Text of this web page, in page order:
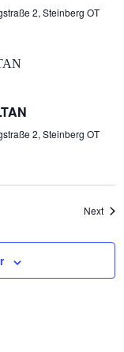
2, Steinberg OT
2, Steinberg OT
Next